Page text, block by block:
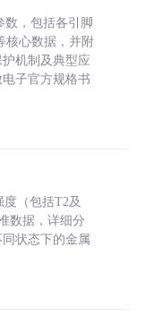
数，包括各引脚
核心数据，并附
机制及典型应
子官方规格书
（包括T2及
数据，详细分
状态下的金属